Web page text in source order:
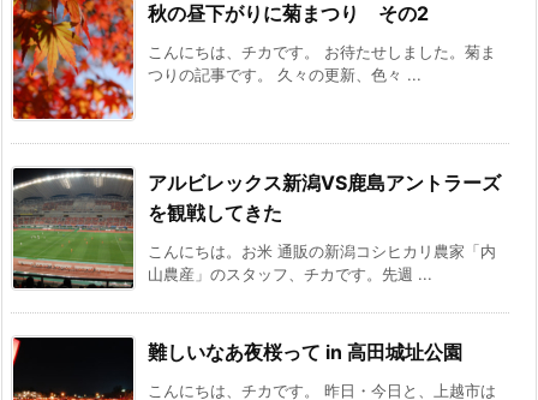
秋の昼下がりに菊まつり その2
こんにちは、チカです。 お待たせしました。菊ま
つりの記事です。 久々の更新、色々 ...
アルビレックス新潟VS鹿島アントラーズ
を観戦してきた
こんにちは。お米 通販の新潟コシヒカリ農家「内
山農産」のスタッフ、チカです。先週 ...
難しいなあ夜桜って in 高田城址公園
こんにちは、チカです。 昨日・今日と、上越市は